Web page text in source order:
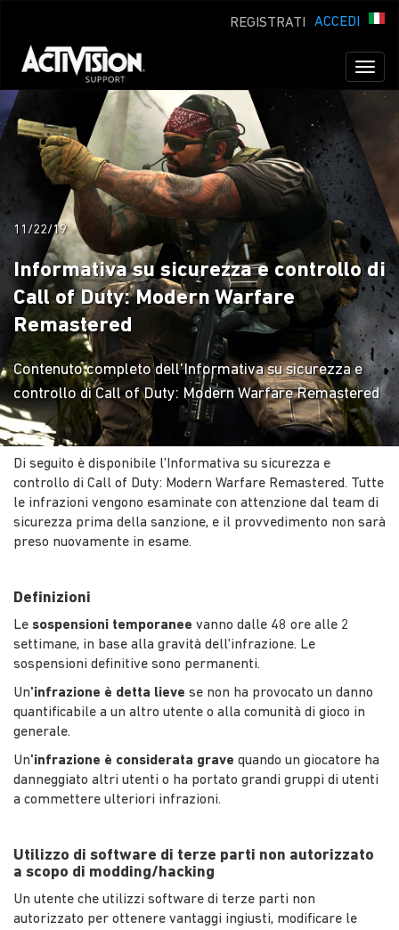
ACCEDI
REGISTRATI
11/22/19
Informativa su sicurezza e controllo di
Call of Duty: Modern Warfare
Remastered
Contenuto completo dell'Informativa su sicurezza e
controllo di Call of Duty: Modern Warfare Remastered
Di seguito è disponibile l'Informativa su sicurezza e
controllo di Call of Duty: Modern Warfare Remastered. Tutte
le infrazioni vengono esaminate con attenzione dal team di
sicurezza prima della sanzione, e il provvedimento non sarà
preso nuovamente in esame.
Definizioni
Le sospensioni temporanee vanno dalle 48 ore alle 2
settimane, in base alla gravità dell'infrazione. Le
sospensioni definitive sono permanenti.
Un'infrazione è detta lieve se non ha provocato un danno
quantificabile a un altro utente o alla comunità di gioco in
generale.
Un'infrazione è considerata grave quando un giocatore ha
danneggiato altri utenti o ha portato grandi gruppi di utenti
a commettere ulteriori infrazioni.
Utilizzo di software di terze parti non autorizzato
a scopo di modding/hacking
Un utente che utilizzi software di terze parti non
autorizzato per ottenere vantaggi ingiusti, modificare le